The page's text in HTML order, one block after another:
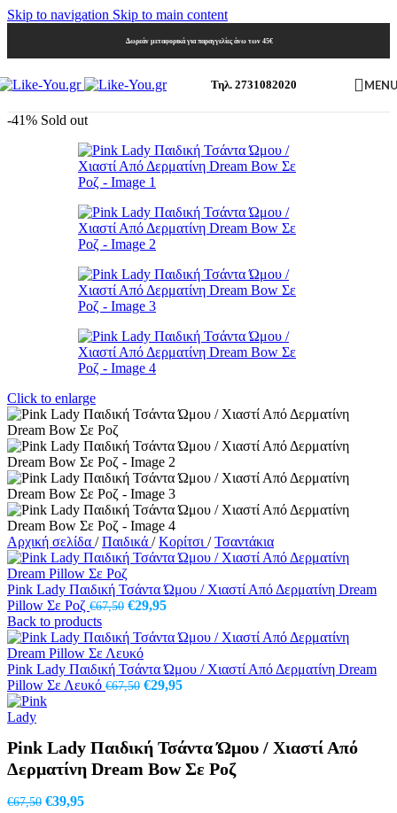
Skip to navigation Skip to main content
Δωρεάν μεταφορικά για παραγγελίες άνω των 45€
Τηλ. 2731082020
-41% Sold out
Click to enlarge
Αρχική σελίδα / Παιδικά / Κορίτσι / Τσαντάκια
Pink Lady Παιδική Τσάντα Ώμου / Χιαστί Από Δερματίνη Dream
Pillow Σε Ροζ €67,50 Original
was:
€67,50.
€29,95Η
τιμή
€29,95.
Back to products
Pink Lady Παιδική Τσάντα Ώμου / Χιαστί Από Δερματίνη Dream
Pillow Σε Λευκό €67,50 Original
€29,95Η
€29,95.
Pink Lady Παιδική Τσάντα Ώμου / Χιαστί Από
Δερματίνη Dream Bow Σε Ροζ
€67,50 Original
€39,95Η